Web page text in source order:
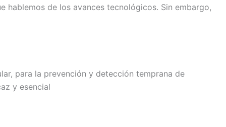
hablemos de los avances tecnológicos. Sin embargo,
para la prevención y detección temprana de
y esencial